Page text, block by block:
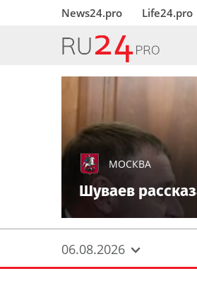
News24.pro Life24.pro
МОСКВА
Шуваев
06.08.2026